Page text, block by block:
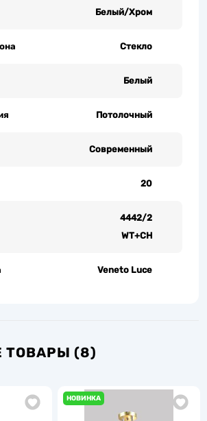
Белый/Хром
Стекло
Белый
Потолочный
Современный
20
4442/2
WT+CH
Veneto Luce
(8)
НОВИНКА